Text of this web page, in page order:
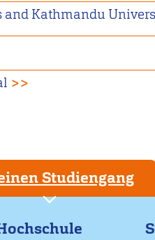
Kathmandu
>>
Studiengang